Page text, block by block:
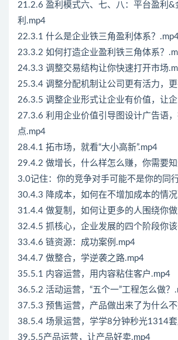
21.2.6 盈利模式六、七、八：平台盈利&
利.mp4
22.3.1 什么是企业铁三角盈利体系？
23.3.2 如何打造企业盈利铁三角体系？
24.3.3 调整交易结构让你快速打开市场
25.3.4 调整分配机制让公司更有活力，
26.3.5 调整企业形式让企业有价值，让
27.3.6 利用企业价值引导图设计广告语
点.mp4
28.4.1 拓市场，就看“大小高新”.mp4
29.4.2 做增长，什么样怎么赚，你需要
3.0记住：你的竞争对手可能不是你的同
30.4.3 降成本，如何在不增加成本的情
31.4.4 做复制，如何让更多的人围绕你
32.4.5 抓核心，企业发展的四个阶段你
33.4.6 链资源：成功案例.mp4
34.4.7 做整合，学逆袭之路.mp4
35.5.1 内容运营，用内容粘住客户.mp4
36.5.2 活动运营，“五个一”工程怎么做？
37.5.3 预售运营，产品做出来了为什么
38.5.4 场景运营，学学8分钟秒光1314
39.5.5产品运营，让产品好卖.mp4